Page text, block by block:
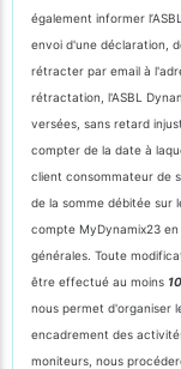
également informer
envoi d'une déclaration,
rétracter par email à
rétractation, l'ASBL
versées, sans retard
compter de la date à
client consommateur de
de la somme débitée sur
compte MyDynamix23
générales. Toute
être effectué au moins
nous permet d'organiser
encadrement des
moniteurs, nous